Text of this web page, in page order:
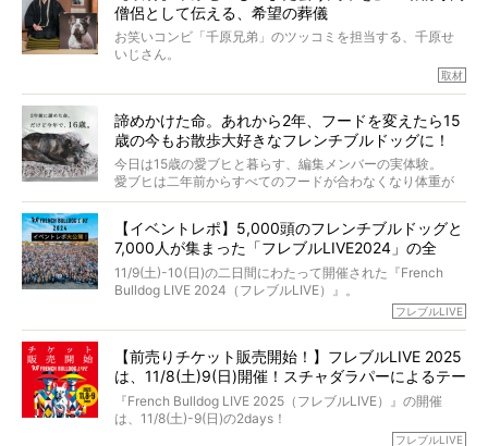
犬の旅立ちや供養についてインタビュー。
インタビュアー兼対談相手は、大の犬好きで心霊分野の知
識にも長けているPELIさん。
「愛犬が旅立ったあと、ベッドやおもちゃはどうすればい
くれる？」
さらには、霊感がない人でも愛犬が成仏したことを知る方
法まで。
お笑い芸人だからこそ暗くなりすぎない、むしろ心がスッ
と軽くなる。
永久保存版のスペシャル対談です！
僧侶として伝える、希望の葬儀
お笑いコンビ「千原兄弟」のツッコミを担当する、千原せ
いじさん。
た。
僧侶としての名は「靖賢（せいけん）」。
当時54歳という年齢にして、なぜ動物専門僧侶という道を
選んだのか。
また、愛犬の旅立ちとどのように向き合うべきなのか。
た。
取材
諦めかけた命。あれから2年、フードを変えたら15
歳の今もお散歩大好きなフレンチブルドッグに！
今日は15歳の愛ブヒと暮らす、編集メンバーの実体験。
愛ブヒは二年前からすべてのフードが合わなくなり体重が
激減。検査をしても異常はなく「年齢のせいですね…」と言
もう諦めるしかないのかな…そんなとき、我が家に届いたの
が「THE fu-do(ザ・フード)」の試食品でした。
そして「THE fu-do(ザ・フード)」を食べつづけて二年、愛
ブヒは15歳になり、今も元気にお散歩をしています。
今回は、二年前の絶望から今までを包み隠さず、時系列で
【イベントレポ】5,000頭のフレンチブルドッグと
7,000人が集まった「フレブルLIVE2024」の全
貌！
11/9(土)-10(日)の二日間にわたって開催された『French
Bulldog LIVE 2024（フレブルLIVE）』。
今年はのべ5,000頭のフレンチブルドッグと7,000人のフレ
day1の司会はフレブルラバーのロッチさん。day2の音楽フ
ェスには世代ど真ん中のPUFFYが出演するなど、例年以上
に豪華なラインナップ。
北は北海道、南は鹿児島県から。全国のフレンチブルドッ
グが一堂に会した「フレブルLIVE2024」の模様を、詳しく
フレブルLIVE
【前売りチケット販売開始！】フレブルLIVE 2025
は、11/8(土)9(日)開催！スチャダラパーによるテー
マソング制作も決定
『French Bulldog LIVE 2025（フレブルLIVE）』の開催
は、11/8(土)-9(日)の2days！
お得な前売りチケット、いよいよ販売スタートです！フレブルLIVE